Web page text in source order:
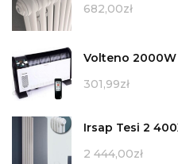
682,00zł
Volteno 2000W
301,99zł
Irsap Tesi 2
2 444,00zł